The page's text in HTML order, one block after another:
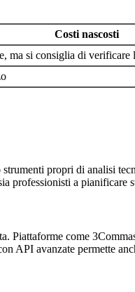
Costi nascosti
ma si consiglia di verificare
propri di analisi
a pianificare
Piattaforme come
API avanzate permette